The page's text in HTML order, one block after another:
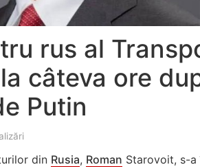
rus al
câteva ore
Putin
din Rusia, Roman Starovoit, s-